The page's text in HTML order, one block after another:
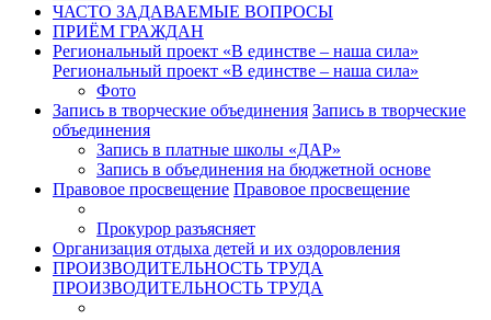
ЧАСТО ЗАДАВАЕМЫЕ ВОПРОСЫ
ПРИЁМ ГРАЖДАН
Региональный проект «В единстве – наша сила»
Региональный проект «В единстве – наша сила»
Фото
Запись в творческие объединения Запись в творческие
объединения
Запись в платные школы «ДАР»
Запись в объединения на бюджетной основе
Правовое просвещение Правовое просвещение
Прокурор разъясняет
Организация отдыха детей и их оздоровления
ПРОИЗВОДИТЕЛЬНОСТЬ ТРУДА
ПРОИЗВОДИТЕЛЬНОСТЬ ТРУДА